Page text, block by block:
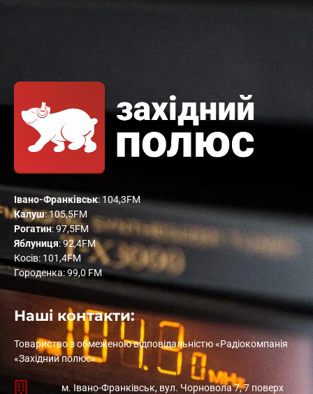
Івано-Франківськ: 104,3FM
Калуш: 105,5FM
Рогатин: 97,5FM
Яблуниця: 92,4FM
Косів: 101,4FM
Городенка: 99,0 FM
Наші контакти:
Товариство з обмеженою відповідальністю «Радіокомпанія
«Західний полюс»
м. Івано-Франківськ, вул. Чорновола 7, 7 поверх